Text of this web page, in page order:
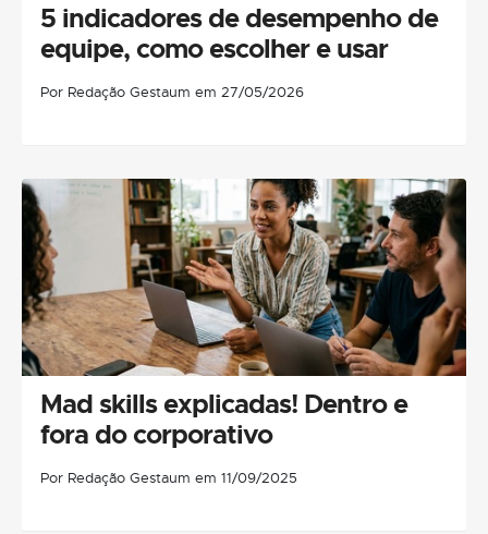
5 indicadores de desempenho de
equipe, como escolher e usar
Por Redação Gestaum em 27/05/2026
Mad skills explicadas! Dentro e
fora do corporativo
Por Redação Gestaum em 11/09/2025